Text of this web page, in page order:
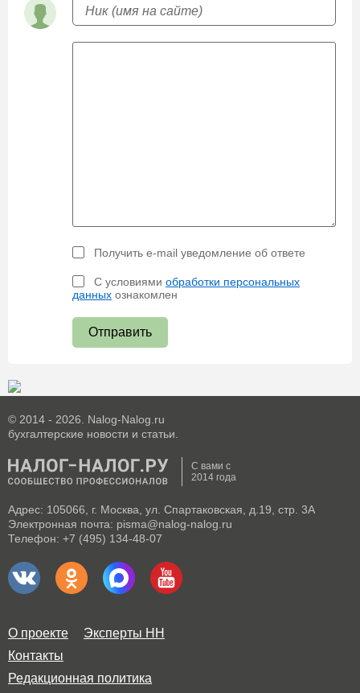
Получить e-mail уведомление об ответе
С условиями обработки персональных
данных ознакомлен
Отправить
© 2014 - 2026. Nalog-Nalog.ru
бухгалтерские новости и статьи.
С вами с
2014 года
Адрес: 105066, г. Москва, ул. Спартаковская, д.19, стр. 3А
Электронная почта: pisma@nalog-nalog.ru
Телефон: +7 (495) 134-48-07
О проекте
Эксперты НН
Контакты
Редакционная политика